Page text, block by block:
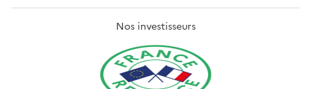
Nos investisseurs